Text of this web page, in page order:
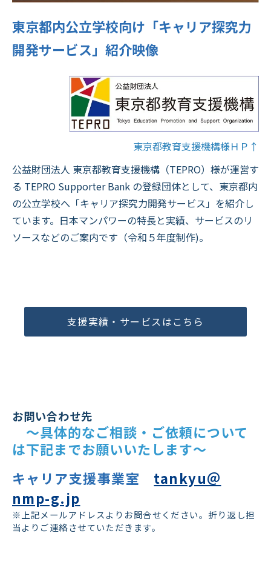
東京都内公立学校向け「キャリア探究力
開発サービス」紹介映像
東京都教育支援機構様ＨＰ↑
公益財団法人 東京都教育支援機構（TEPRO）様が運営す
る TEPRO Supporter Bank の登録団体として、東京都内
の公立学校へ「キャリア探究力開発サービス」を紹介し
ています。日本マンパワーの特長と実績、サービスのリ
ソースなどのご案内です（令和５年度制作)。
支援実績・サービスはこちら
お問い合わせ先
～具体的なご相談・ご依頼について
は下記までお願いいたします～
キャリア支援事業室
tankyu＠
nmp-g.jp
※上記メールアドレスよりお問合せください。折り返し担
当よりご連絡させていただきます。